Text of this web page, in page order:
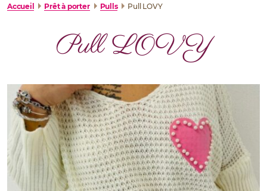
Accueil Prêt à porter Pulls Pull LOVY
Pull LOVY